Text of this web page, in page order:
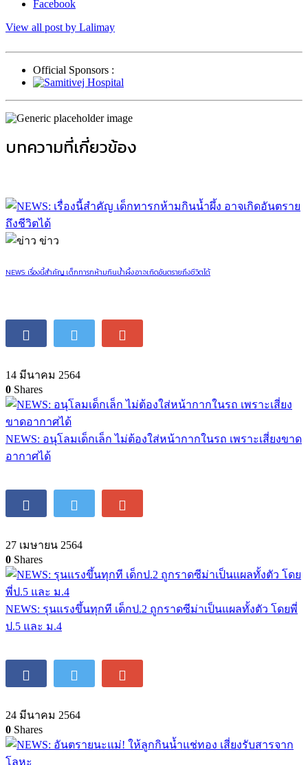
Facebook
View all post by Lalimay
Official Sponsors :
บทความที่เกี่ยวข้อง
ข่าว
NEWS: เรื่องนี้สำคัญ เด็กทารกห้ามกินน้ำผึ้ง อาจเกิดอันตรายถึงชีวิตได้
14 มีนาคม 2564
0 Shares
NEWS: อนุโลมเด็กเล็ก ไม่ต้องใส่หน้ากากในรถ เพราะเสี่ยงขาด
อากาศได้
27 เมษายน 2564
0 Shares
NEWS: รุนแรงขึ้นทุกที เด็กป.2 ถูกราดซีม่าเป็นแผลทั้งตัว โดยพี่
ป.5 และ ม.4
24 มีนาคม 2564
0 Shares